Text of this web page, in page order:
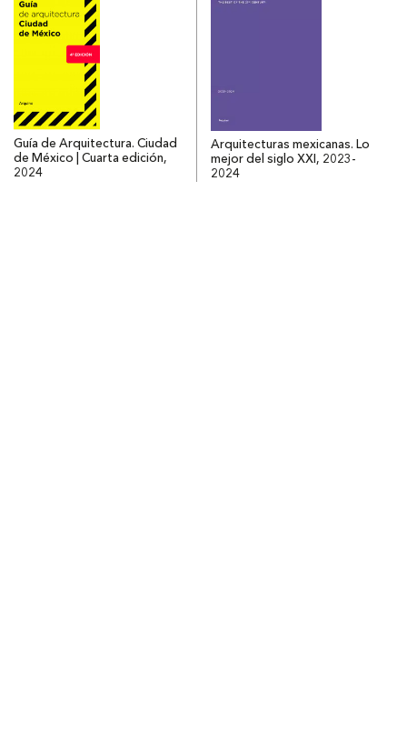
Guía de Arquitectura. Ciudad
de México | Cuarta edición,
2024
Arquitecturas mexicanas. Lo
mejor del siglo XXI, 2023-
2024